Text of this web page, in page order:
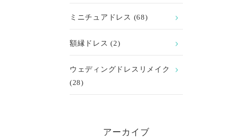
ミニチュアドレス (68)
額縁ドレス (2)
ウェディングドレスリメイク
(28)
アーカイブ